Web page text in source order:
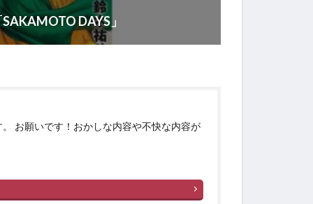
DAYS」
お願いです！おかしな内容や不快な内容が